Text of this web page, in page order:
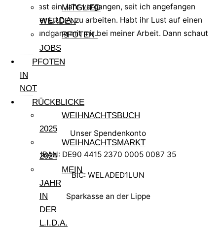
MITGLIED
WERDEN
PFOTEN-
JOBS
PFOTEN
IN
NOT
RÜCKBLICKE
WEIHNACHTSBUCH
2025
WEIHNACHTSMARKT
2024
MEIN
JAHR
IN
DER
L.I.D.A.
Jetzt ist fast ein Jahr vergangen, seit ich angefangen
habe, in der L.I.D.A. zu arbeiten. Habt ihr Lust auf einen
kleinen Rundgang mit mir bei meiner Arbeit. Dann schaut
Unser Spendenkonto
IBAN: DE90 4415 2370 0005 0087 35
BIC: WELADED1LUN
Sparkasse an der Lippe